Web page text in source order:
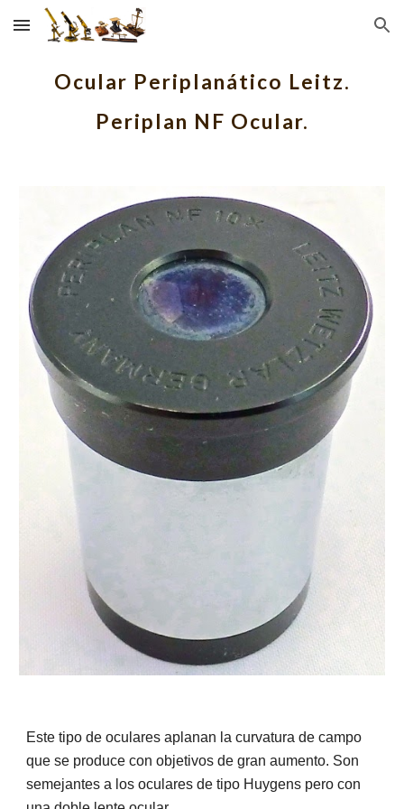
Skip to main content Skip to navigation
Ocular Periplanático Leitz.
Periplan NF Ocular.
Este tipo de oculares aplanan la curvatura de campo
que se produce con objetivos de gran aumento. Son
semejantes a los oculares de tipo Huygens pero con